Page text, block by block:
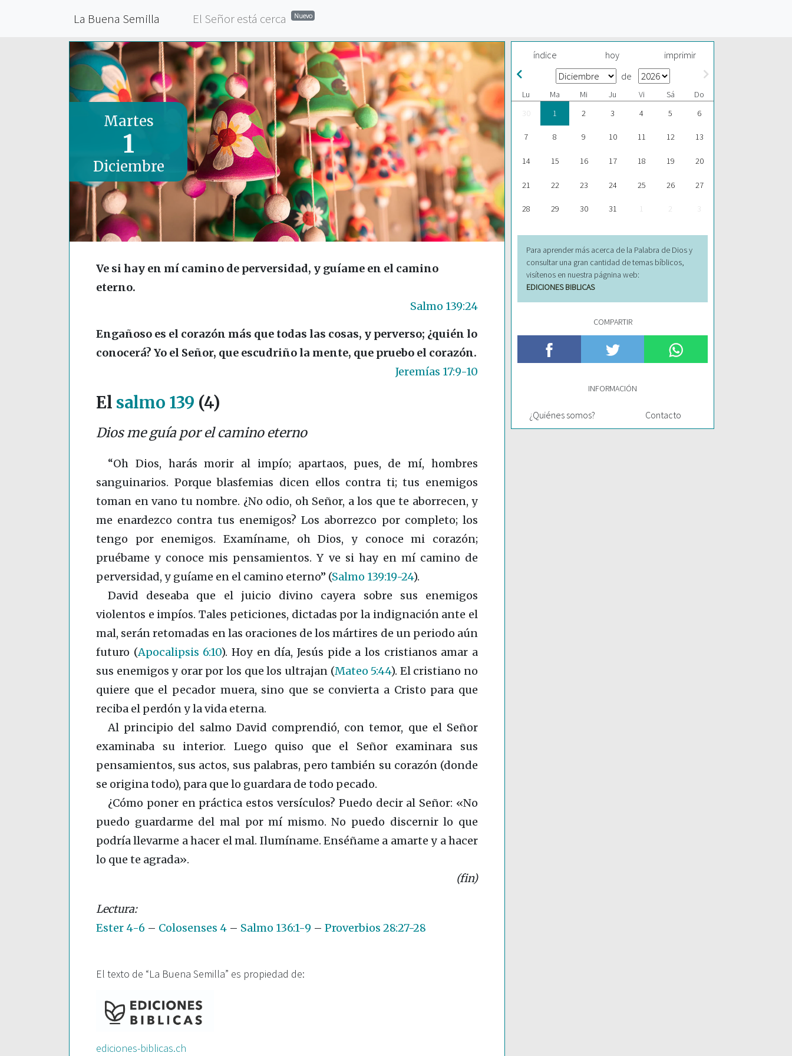
La Buena Semilla El Señor está cerca Nuevo
Martes
1
Diciembre
Ve si hay en mí camino de perversidad, y guíame en el camino
eterno.
Salmo 139:24
Engañoso es el corazón más que todas las cosas, y perverso; ¿quién lo
conocerá? Yo el Señor, que escudriño la mente, que pruebo el corazón.
Jeremías 17:9-10
El salmo 139 (4)
Dios me guía por el camino eterno
“Oh Dios, harás morir al impío; apartaos, pues, de mí, hombres
sanguinarios. Porque blasfemias dicen ellos contra ti; tus enemigos
toman en vano tu nombre. ¿No odio, oh Señor, a los que te aborrecen, y
me enardezco contra tus enemigos? Los aborrezco por completo; los
tengo por enemigos. Examíname, oh Dios, y conoce mi corazón;
pruébame y conoce mis pensamientos. Y ve si hay en mí camino de
perversidad, y guíame en el camino eterno” (Salmo 139:19-24).
David deseaba que el juicio divino cayera sobre sus enemigos
violentos e impíos. Tales peticiones, dictadas por la indignación ante el
mal, serán retomadas en las oraciones de los mártires de un periodo aún
futuro (Apocalipsis 6:10). Hoy en día, Jesús pide a los cristianos amar a
sus enemigos y orar por los que los ultrajan (Mateo 5:44). El cristiano no
quiere que el pecador muera, sino que se convierta a Cristo para que
reciba el perdón y la vida eterna.
Al principio del salmo David comprendió, con temor, que el Señor
examinaba su interior. Luego quiso que el Señor examinara sus
pensamientos, sus actos, sus palabras, pero también su corazón (donde
se origina todo), para que lo guardara de todo pecado.
¿Cómo poner en práctica estos versículos? Puedo decir al Señor: «No
puedo guardarme del mal por mí mismo. No puedo discernir lo que
podría llevarme a hacer el mal. Ilumíname. Enséñame a amarte y a hacer
lo que te agrada».
(fin)
Ester 4-6 – Colosenses 4 – Salmo 136:1-9 – Proverbios 28:27-28
El texto de “La Buena Semilla” es propiedad de:
ediciones-biblicas.ch
índice hoy imprimir
de
Lu Ma Mi Ju Vi Sá
Do
30
1 2 3 4 5 6
7 8 9 10 11 12 13
14 15 16 17 18 19 20
21 22 23 24 25 26 27
28 29 30 31 1 2 3
Para aprender más acerca de la Palabra de Dios y
consultar una gran cantidad de temas bíblicos,
visítenos en nuestra págnina web:
EDICIONES BIBLICAS
COMPARTIR
INFORMACIÓN
¿Quiénes somos? Contacto